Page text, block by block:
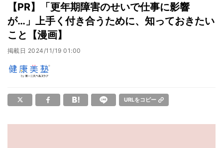
【PR】「更年期障害のせいで仕事に影響
が…」上手く付き合うために、知っておきたい
こと【漫画】
掲載日 2024/11/19 01:00
URLをコピー